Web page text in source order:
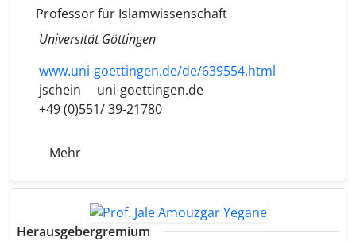
Professor für Islamwissenschaft
Universität Göttingen
www.uni-goettingen.de/de/639554.html
jschein
uni-goettingen.de
+49 (0)551/ 39-21780
Mehr
Herausgebergremium